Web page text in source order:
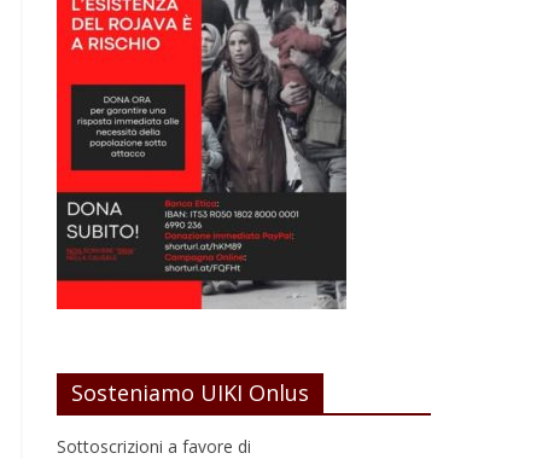
Sosteniamo UIKI Onlus
Sottoscrizioni a favore di